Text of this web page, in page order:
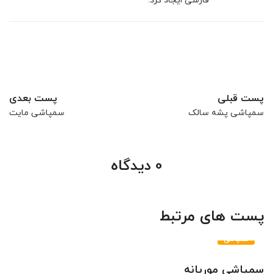
پست قبلی
سمپاشی پشه سالک
پست بعدی
سمپاشی مایت
0 دیدگاه
پست های مرتبط
سمپاشی
سمپاشی موریانه